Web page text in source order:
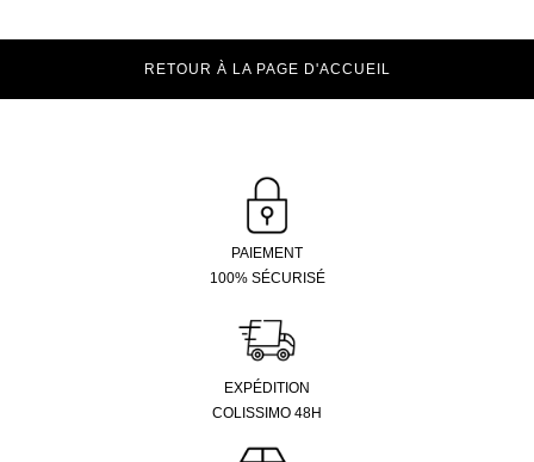
RETOUR À LA PAGE D'ACCUEIL
PAIEMENT
100% SÉCURISÉ
EXPÉDITION
COLISSIMO 48H